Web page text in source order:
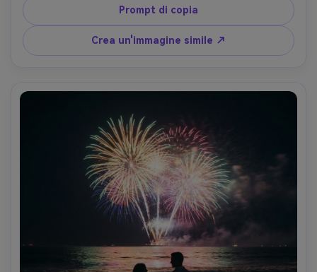
scattato su Sony A1, 85mm f/1.4, cornice verticale a metà
corpo, illuminazione editoriale di lusso, riflessi realistici su
paillettes, pelle fotorealistica con sottile evidenza,
atmosfera di festa di fascia alta- -ar 4:5
Prompt di copia
Crea un'immagine simile ↗